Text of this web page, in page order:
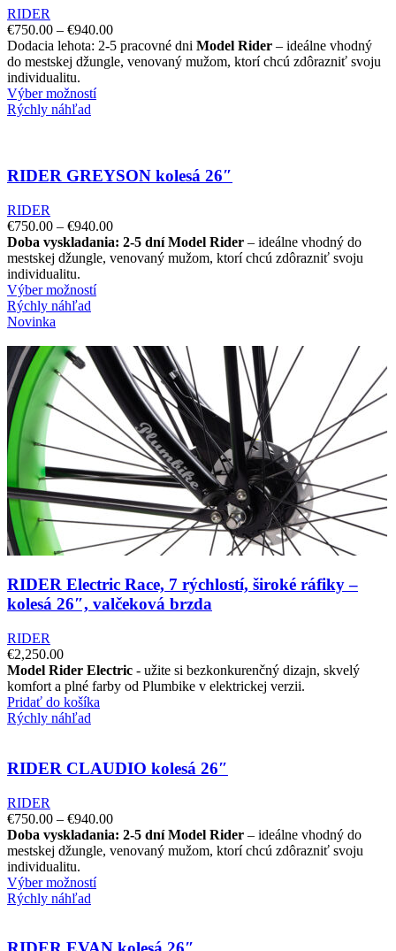
RIDER
€750.00 – €940.00
Dodacia lehota: 2-5 pracovné dni Model Rider – ideálne vhodný
do mestskej džungle, venovaný mužom, ktorí chcú zdôrazniť svoju
individualitu.
Výber možností
Rýchly náhľad
RIDER GREYSON kolesá 26″
RIDER
€750.00 – €940.00
Doba vyskladania: 2-5 dní Model Rider – ideálne vhodný do
mestskej džungle, venovaný mužom, ktorí chcú zdôrazniť svoju
individualitu.
Výber možností
Rýchly náhľad
Novinka
RIDER Electric Race, 7 rýchlostí, široké ráfiky –
kolesá 26″, valčeková brzda
RIDER
€2,250.00
Model Rider Electric - užite si bezkonkurenčný dizajn, skvelý
komfort a plné farby od Plumbike v elektrickej verzii.
Pridať do košíka
Rýchly náhľad
RIDER CLAUDIO kolesá 26″
RIDER
€750.00 – €940.00
Doba vyskladania: 2-5 dní Model Rider – ideálne vhodný do
mestskej džungle, venovaný mužom, ktorí chcú zdôrazniť svoju
individualitu.
Výber možností
Rýchly náhľad